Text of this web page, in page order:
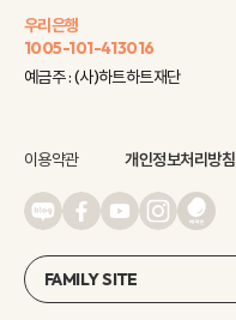
우리은행
1005-101-413016
예금주 : (사)하트하트재단
이용약관 개인정보처리방침
FAMILY SITE